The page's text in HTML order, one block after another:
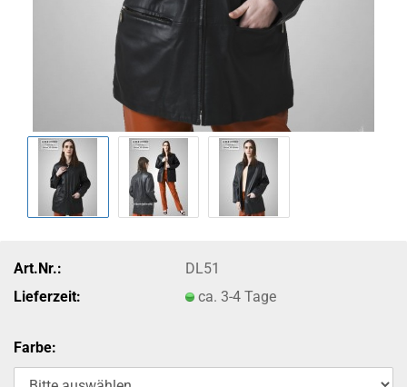
Art.Nr.:
DL51
Lieferzeit:
ca. 3-4 Tage
Farbe: